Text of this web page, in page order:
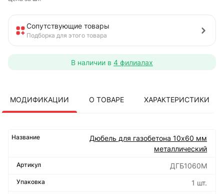
Сопутствующие товары
Подборка для этого товара
В наличии в 4 филиалах
МОДИФИКАЦИИ О ТОВАРЕ ХАРАКТЕРИСТИКИ
Дюбель для газобетона 10х60 мм
металлический
ДГБ1060М
1 шт.